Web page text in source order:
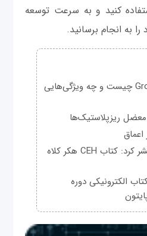
کنید و به سرعت توسعه
هوش مصنوعی Grok چیست و چه ویژگی‌هایی
ریزپلاستیک‌ها
ماهنامه شبکه منتشر کرد: کتاب CEH هکر کلاه
الکترونیکی دوره